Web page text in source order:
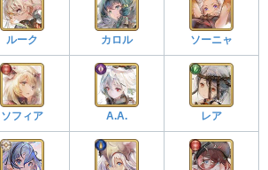
ルーク カロル ソーニャ
ソフィア A.A. レア